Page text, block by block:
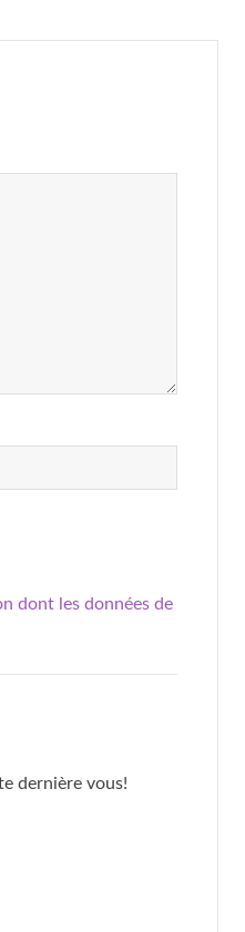
dont les données de
dernière vous!